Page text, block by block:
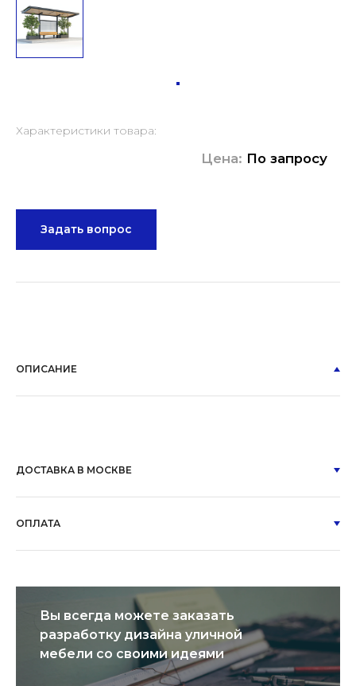
Характеристики товара:
Цена: По запросу
Задать вопрос
ОПИСАНИЕ
ДОСТАВКА В МОСКВЕ
ОПЛАТА
Вы всегда можете заказать
разработку дизайна уличной
мебели со своими идеями